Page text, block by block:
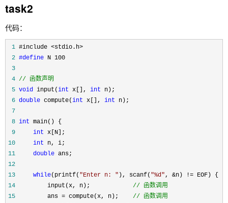
task2
代码：
1
2 #define
3
4 // 函数声明
5 void input(int x[], int
6 double compute(int x[], int
7
8 int
9
int
10
int
11
double
12
13
while(printf( "Enter n: " ), scanf( "%d", &n) !=
14
         input(x, n);
// 函数调用
15
         ans = compute(x, n);
// 函数调用